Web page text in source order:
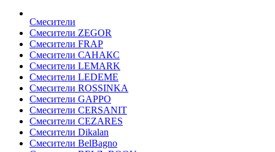
Смесители
Смесители ZEGOR
Смесители FRAP
Смесители САНАКС
Смесители LEMARK
Смесители LEDEME
Смесители ROSSINKA
Смесители GAPPO
Смесители CERSANIT
Смесители CEZARES
Смесители Dikalan
Смесители BelBagno